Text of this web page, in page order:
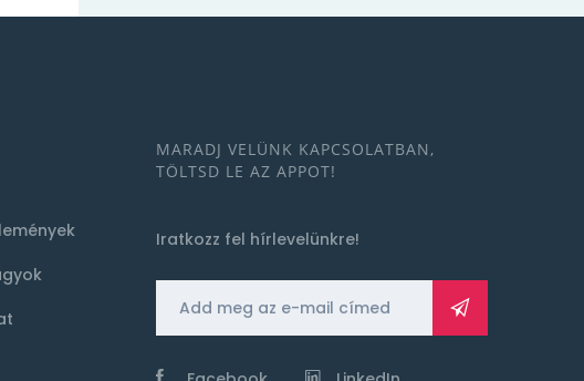
MARADJ VELÜNK KAPCSOLATBAN,
TÖLTSD LE AZ APPOT!
Iratkozz fel hírlevelünkre!